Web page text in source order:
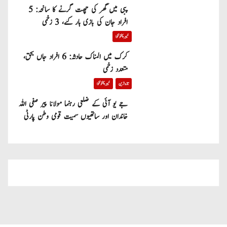
پبی میں گھر کی چھت گرنے کا سانحہ: 5
افراد جان کی بازی ہار گئے، 3 زخمی
خیبر پختونخوا
کرک میں المناک حادثہ: 6 افراد جاں بحق،
متعدد زخمی
تازہ ترین خیبر پختونخوا
جے یو آئی کے ضلعی رہنما مولانا پیر صفی اللہ
خاندان اور ساتھیوں سمیت قومی وطن پارٹی